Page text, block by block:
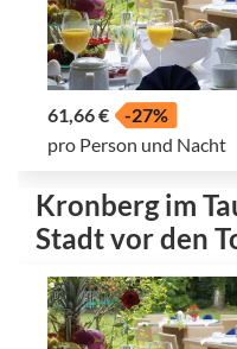
61,66 €
-27%
pro Person und Nacht
Kronberg im
Stadt vor den